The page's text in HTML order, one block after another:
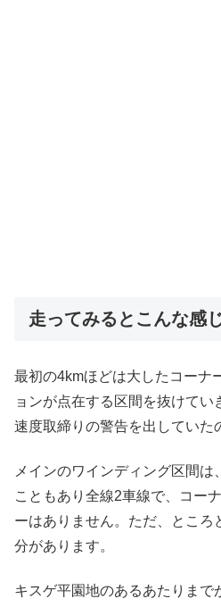
走ってみるとこんな感
最初の4kmほどは大したコーナ
ョンが点在する区間を抜けて
速度取締りの警告を出していた
メインのワインディング区間は
こともあり全線2車線で、コー
ーはありません。ただ、ところ
分があります。
キスゲ平園地のあるあたりまで